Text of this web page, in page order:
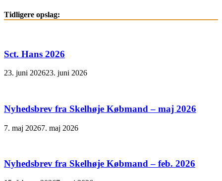
Tidligere opslag:
Sct. Hans 2026
23. juni 202623. juni 2026
Nyhedsbrev fra Skelhøje Købmand – maj 2026
7. maj 20267. maj 2026
Nyhedsbrev fra Skelhøje Købmand – feb. 2026